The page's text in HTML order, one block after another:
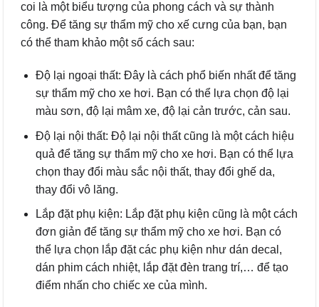
coi là một biểu tượng của phong cách và sự thành
công. Để tăng sự thẩm mỹ cho xế cưng của bạn, bạn
có thể tham khảo một số cách sau:
Độ lại ngoại thất: Đây là cách phổ biến nhất để tăng
sự thẩm mỹ cho xe hơi. Bạn có thể lựa chọn độ lại
màu sơn, độ lại mâm xe, độ lại cản trước, cản sau.
Độ lại nội thất: Độ lại nội thất cũng là một cách hiệu
quả để tăng sự thẩm mỹ cho xe hơi. Bạn có thể lựa
chọn thay đổi màu sắc nội thất, thay đổi ghế da,
thay đổi vô lăng.
Lắp đặt phụ kiện: Lắp đặt phụ kiện cũng là một cách
đơn giản để tăng sự thẩm mỹ cho xe hơi. Bạn có
thể lựa chọn lắp đặt các phụ kiện như dán decal,
dán phim cách nhiệt, lắp đặt đèn trang trí,… để tạo
điểm nhấn cho chiếc xe của mình.